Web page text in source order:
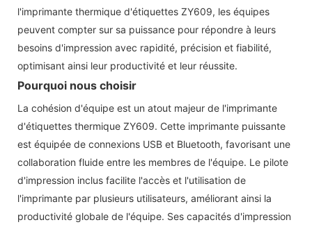
l'imprimante thermique d'étiquettes ZY609, les équipes
peuvent compter sur sa puissance pour répondre à leurs
besoins d'impression avec rapidité, précision et fiabilité,
optimisant ainsi leur productivité et leur réussite.
Pourquoi nous choisir
La cohésion d'équipe est un atout majeur de l'imprimante
d'étiquettes thermique ZY609. Cette imprimante puissante
est équipée de connexions USB et Bluetooth, favorisant une
collaboration fluide entre les membres de l'équipe. Le pilote
d'impression inclus facilite l'accès et l'utilisation de
l'imprimante par plusieurs utilisateurs, améliorant ainsi la
productivité globale de l'équipe. Ses capacités d'impression